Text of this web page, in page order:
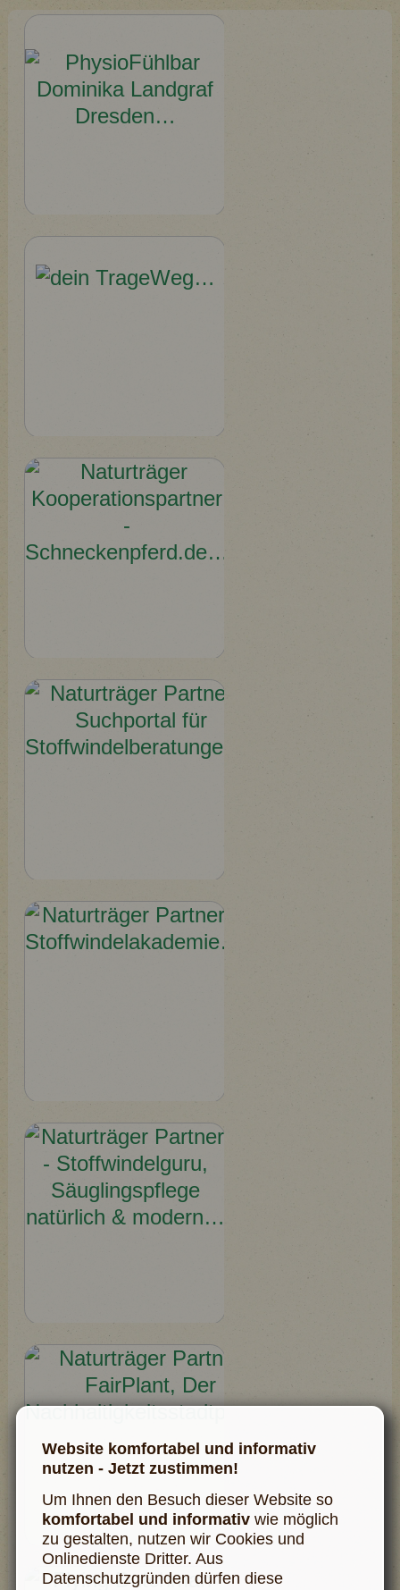
Website komfortabel und informativ
nutzen - Jetzt zustimmen!
Um Ihnen den Besuch dieser Website so
komfortabel und informativ wie möglich
zu gestalten, nutzen wir Cookies und
Onlinedienste Dritter. Aus
Datenschutzgründen dürfen diese